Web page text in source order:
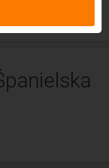
letenky.